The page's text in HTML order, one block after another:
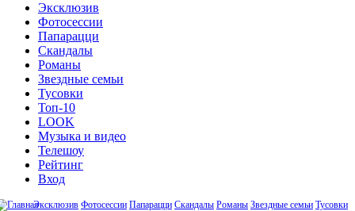
Эксклюзив
Фотосессии
Папарацци
Скандалы
Романы
Звездные семьи
Тусовки
Топ-10
LOOK
Музыка и видео
Телешоу
Рейтинг
Вход
Эксклюзив Фотосессии Папарацци Скандалы Романы Звездные семьи Тусовки